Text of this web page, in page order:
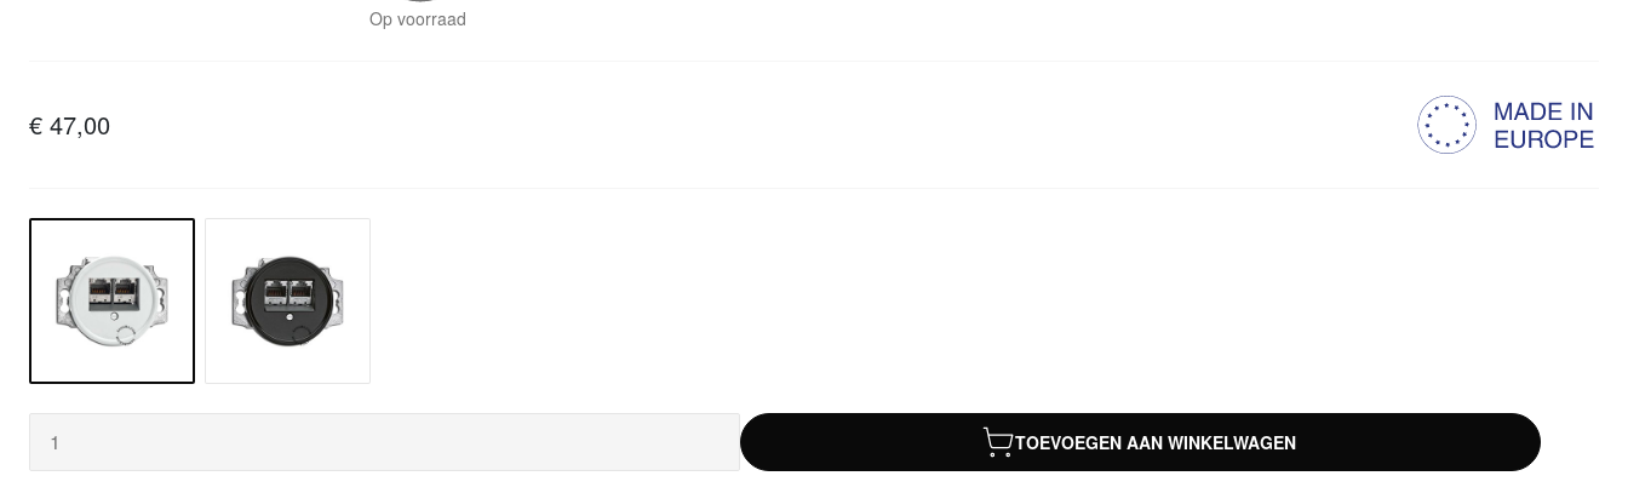
Op voorraad
€ 47,00
TOEVOEGEN AAN WINKELWAGEN